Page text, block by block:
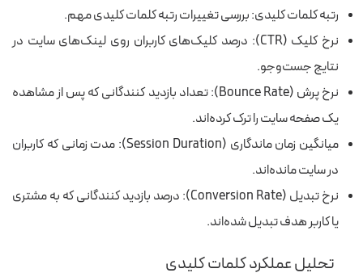
رتبه کلمات کلیدی: بررسی تغییرات رتبه کلمات کلیدی مهم.
نرخ کلیک (CTR): درصد کلیک‌های کاربران روی لینک‌های سایت در
نتایج جست‌وجو.
نرخ پرش (Bounce Rate): تعداد بازدید کنندگانی که پس از مشاهده
یک صفحه سایت را ترک کرده‌اند.
میانگین زمان ماندگاری (Session Duration): مدت زمانی که کاربران
در سایت مانده‌اند.
نرخ تبدیل (Conversion Rate): درصد بازدید کنندگانی که به مشتری
یا کاربر هدف تبدیل شده‌اند.
تحلیل عملکرد کلمات کلیدی